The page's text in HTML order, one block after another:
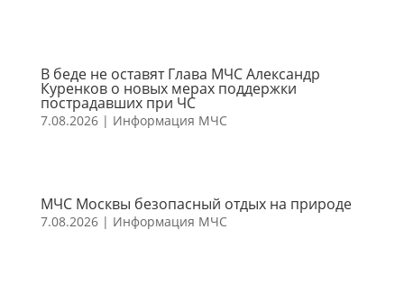
В беде не оставят Глава МЧС Александр
Куренков о новых мерах поддержки
пострадавших при ЧС
7.08.2026| Информация МЧС
МЧС Москвы безопасный отдых на природе
7.08.2026| Информация МЧС